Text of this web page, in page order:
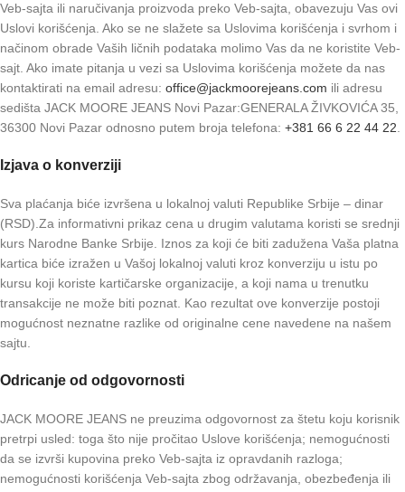
Veb-sajta ili naručivanja proizvoda preko Veb-sajta, obavezuju Vas ovi
Uslovi korišćenja. Ako se ne slažete sa Uslovima korišćenja i svrhom i
načinom obrade Vaših ličnih podataka molimo Vas da ne koristite Veb-
sajt. Ako imate pitanja u vezi sa Uslovima korišćenja možete da nas
kontaktirati na email adresu: office@jackmoorejeans.com ili adresu
sedišta JACK MOORE JEANS Novi Pazar:GENERALA ŽIVKOVIĆA 35,
36300 Novi Pazar odnosno putem broja telefona: +381 66 6 22 44 22
Izjava o konverziji
Sva plaćanja biće izvršena u lokalnoj valuti Republike Srbije – dinar
(RSD).Za informativni prikaz cena u drugim valutama koristi se srednji
kurs Narodne Banke Srbije. Iznos za koji će biti zadužena Vaša platna
kartica biće izražen u Vašoj lokalnoj valuti kroz konverziju u istu po
kursu koji koriste kartičarske organizacije, a koji nama u trenutku
transakcije ne može biti poznat. Kao rezultat ove konverzije postoji
mogućnost neznatne razlike od originalne cene navedene na našem
sajtu.
Odricanje od odgovornosti
JACK MOORE JEANS ne preuzima odgovornost za štetu koju korisnik
pretrpi usled: toga što nije pročitao Uslove korišćenja; nemogućnosti
da se izvrši kupovina preko Veb-sajta iz opravdanih razloga;
nemogućnosti korišćenja Veb-sajta zbog održavanja, obezbeđenja ili